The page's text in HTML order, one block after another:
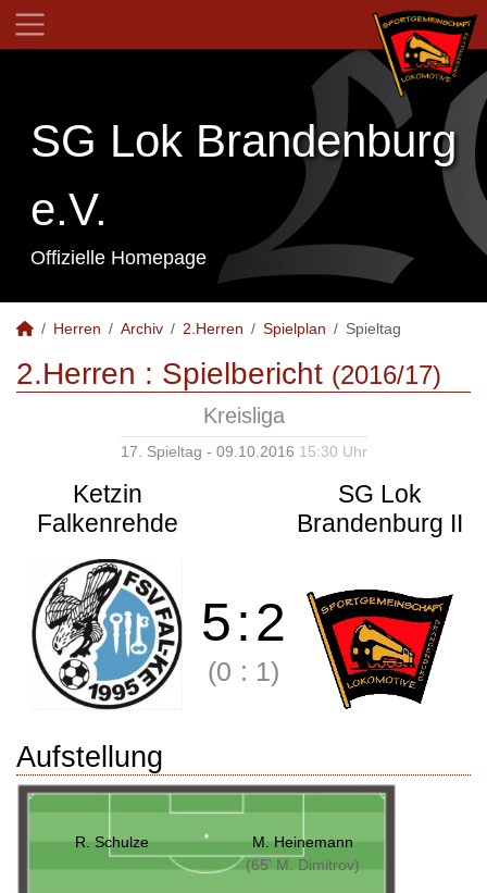
SG Lok Brandenburg
e.V.
Offizielle Homepage
Herren Archiv 2.Herren Spielplan Spieltag
2.Herren : Spielbericht (2016/17)
Kreisliga
17. Spieltag - 09.10.2016 15:30 Uhr
Ketzin
Falkenrehde
SG Lok
Brandenburg II
5:2
(0 : 1)
Aufstellung
R. Schulze
M. Heinemann
(65' M. Dimitrov)